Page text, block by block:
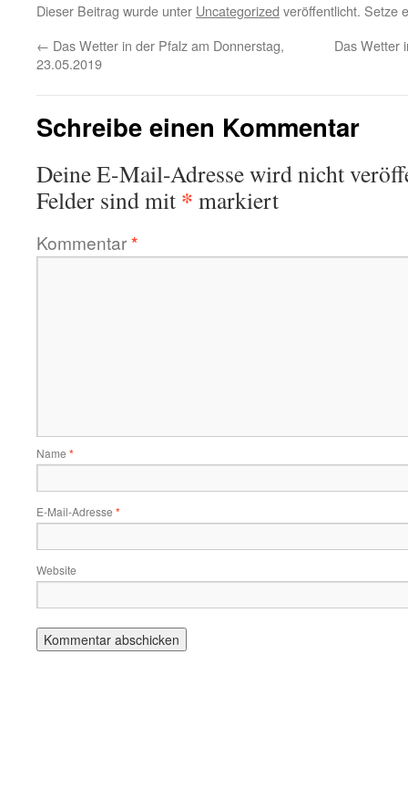
Dieser Beitrag wurde unter Uncategorized veröffentlicht. Setze
← Das Wetter in der Pfalz am Donnerstag,
23.05.2019
Das Wetter
Schreibe einen Kommentar
Deine E-Mail-Adresse wird nicht
Felder sind mit * markiert
Kommentar*
Name *
E-Mail-Adresse *
Website